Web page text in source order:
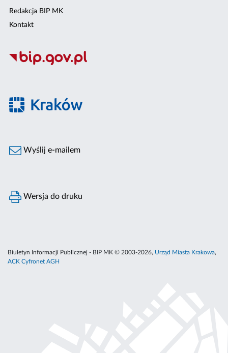
Redakcja BIP MK
Kontakt
Wyślij e-mailem
Wersja do druku
Biuletyn Informacji Publicznej - BIP MK © 2003-2026, Urząd Miasta Krakowa,
ACK Cyfronet AGH